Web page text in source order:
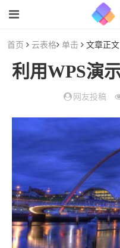
首页 云表格 单击 文章正文
网友投稿